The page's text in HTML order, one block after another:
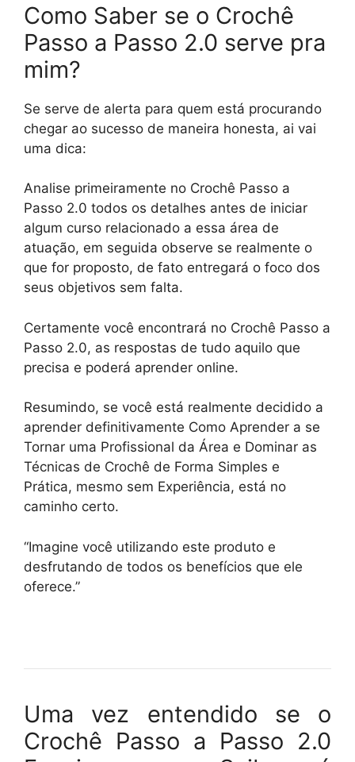
Como Saber se o Crochê
Passo a Passo 2.0 serve pra
mim?
Se serve de alerta para quem está procurando
chegar ao sucesso de maneira honesta, ai vai
uma dica:
Analise primeiramente no Crochê Passo a
Passo 2.0 todos os detalhes antes de iniciar
algum curso relacionado a essa área de
atuação, em seguida observe se realmente o
que for proposto, de fato entregará o foco dos
seus objetivos sem falta.
Certamente você encontrará no Crochê Passo a
Passo 2.0, as respostas de tudo aquilo que
precisa e poderá aprender online.
Resumindo, se você está realmente decidido a
aprender definitivamente Como Aprender a se
Tornar uma Profissional da Área e Dominar as
Técnicas de Crochê de Forma Simples e
Prática, mesmo sem Experiência, está no
caminho certo.
“Imagine você utilizando este produto e
desfrutando de todos os benefícios que ele
oferece.”
Uma vez entendido se o
Crochê Passo a Passo 2.0